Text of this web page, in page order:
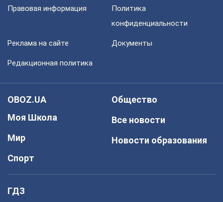
Правовая информация
Политика
конфиденциальности
Реклама на сайте Документы
Редакционная политика
OBOZ.UA
Моя Школа
Мир
Спорт
Общество
Все новости
Новости образования
ГДЗ